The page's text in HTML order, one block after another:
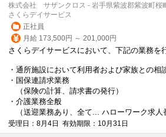
株式会社 サザンクロス - 岩手県紫波郡紫波町桜
さくらデイサービス
正社員
月給 173,500円 ～ 201,000円
さくらデイサービスにおいて、下記の業務を
・通所施設において利用者および家族との相
・国保連請求業務
（保険の計算、請求書の発行）
・介護業務全般
（送迎業務あり、全て... ハローワーク求人
受理日：8月4日 有効期限：10月31日